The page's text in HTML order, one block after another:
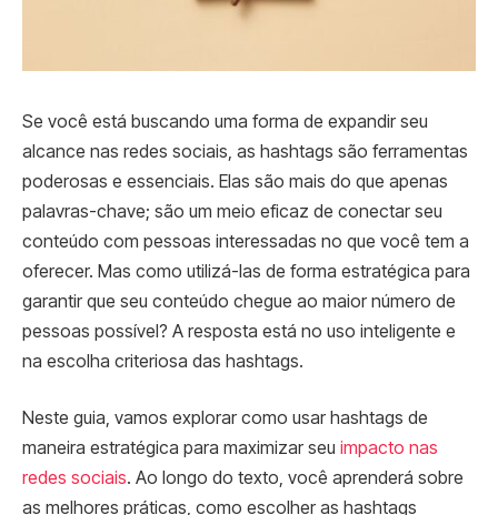
Se você está buscando uma forma de expandir seu
alcance nas redes sociais, as hashtags são ferramentas
poderosas e essenciais. Elas são mais do que apenas
palavras-chave; são um meio eficaz de conectar seu
conteúdo com pessoas interessadas no que você tem a
oferecer. Mas como utilizá-las de forma estratégica para
garantir que seu conteúdo chegue ao maior número de
pessoas possível? A resposta está no uso inteligente e
na escolha criteriosa das hashtags.
Neste guia, vamos explorar como usar hashtags de
maneira estratégica para maximizar seu impacto nas
redes sociais. Ao longo do texto, você aprenderá sobre
as melhores práticas, como escolher as hashtags